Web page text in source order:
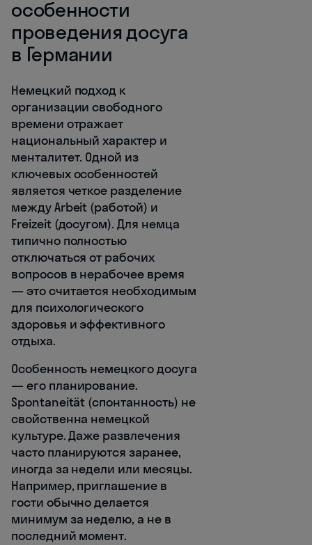
особенности
проведения досуга
в Германии
Немецкий подход к
организации свободного
времени отражает
национальный характер и
менталитет. Одной из
ключевых особенностей
является четкое разделение
между Arbeit (работой) и
Freizeit (досугом). Для немца
типично полностью
отключаться от рабочих
вопросов в нерабочее время
— это считается необходимым
для психологического
здоровья и эффективного
отдыха.
Особенность немецкого досуга
— его планирование.
Spontaneität (спонтанность) не
свойственна немецкой
культуре. Даже развлечения
часто планируются заранее,
иногда за недели или месяцы.
Например, приглашение в
гости обычно делается
минимум за неделю, а не в
последний момент.